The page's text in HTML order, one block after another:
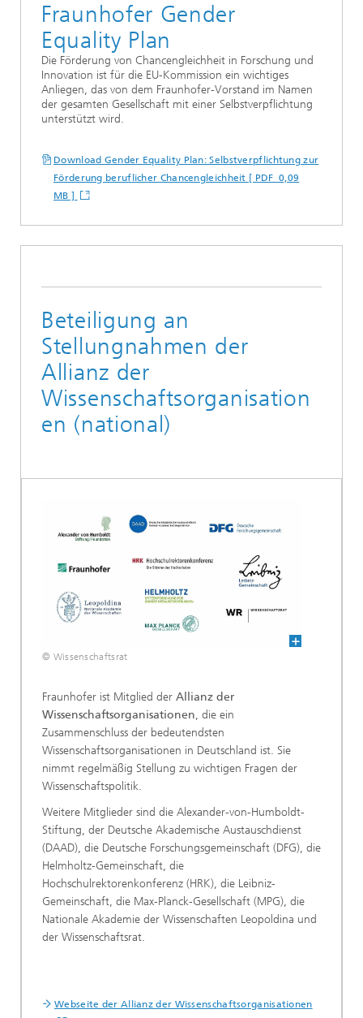
Fraunhofer Gender
Equality Plan
Die Förderung von Chancengleichheit in Forschung und
Innovation ist für die EU-Kommission ein wichtiges
Anliegen, das von dem Fraunhofer-Vorstand im Namen
der gesamten Gesellschaft mit einer Selbstverpflichtung
unterstützt wird.
Download Gender Equality Plan: Selbstverpflichtung zur
Förderung beruflicher Chancengleichheit [ PDF 0,09
MB ]
Beteiligung an
Stellungnahmen der
Allianz der
Wissenschaftsorganisation
en (national)
© Wissenschaftsrat
Fraunhofer ist Mitglied der Allianz der
Wissenschaftsorganisationen, die ein
Zusammenschluss der bedeutendsten
Wissenschaftsorganisationen in Deutschland ist. Sie
nimmt regelmäßig Stellung zu wichtigen Fragen der
Wissenschaftspolitik.
Weitere Mitglieder sind die Alexander-von-Humboldt-
Stiftung, der Deutsche Akademische Austauschdienst
(DAAD), die Deutsche Forschungsgemeinschaft (DFG), die
Helmholtz-Gemeinschaft, die
Hochschulrektorenkonferenz (HRK), die Leibniz-
Gemeinschaft, die Max-Planck-Gesellschaft (MPG), die
Nationale Akademie der Wissenschaften Leopoldina und
der Wissenschaftsrat.
Webseite der Allianz der Wissenschaftsorganisationen